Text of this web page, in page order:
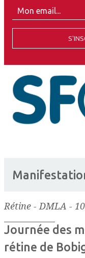
Rétine - DMLA -
Journée des
rétine de